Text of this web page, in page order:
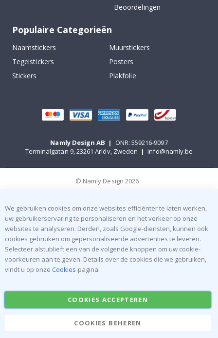
Beoordelingen
Populaire Categorieën
Naamstickers
Muurstickers
Tegelstickers
Posters
Stickers
Plakfolie
Namly Design AB |
ONR: 559216-9097
Terminalgatan 9, 23261 Arlöv, Zweden | info@namly.be
© Namly Design 2026
We gebruiken cookies om onze websites efficiënter te laten werken,
uw gebruikerservaring te personaliseren en het verkeer op onze
websites te analyseren. Derden, zoals Google-diensten, kunnen ook
cookies gebruiken om gepersonaliseerde advertenties te leveren.
Selecteer alstublieft een van de volgende knoppen om uw cookie-
voorkeuren aan te geven. Details over de cookies die we gebruiken,
vindt u op onze Cookies-pagina.
COOKIES ACCEPTEREN
COOKIES BEHEREN